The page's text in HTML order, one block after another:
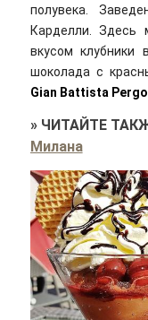
полувека.
Карделли. Здесь
вкусом клубники
шоколада с
Gian Battista
» ЧИТАЙТЕ
Милана